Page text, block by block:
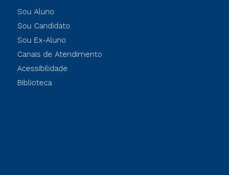
Sou Aluno
Sou Candidato
Sou Ex-Aluno
Canais de Atendimento
Acessibilidade
Biblioteca